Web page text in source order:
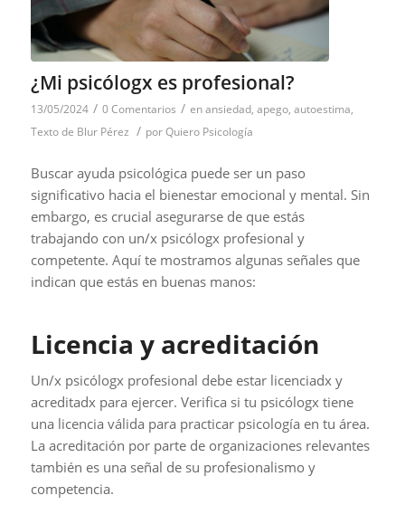
¿Mi psicólogx es profesional?
13/05/2024 / 0 Comentarios / enansiedad, apego, autoestima,
Texto de Blur Pérez / porQuiero Psicología
Buscar ayuda psicológica puede ser un paso
significativo hacia el bienestar emocional y mental. Sin
embargo, es crucial asegurarse de que estás
trabajando con un/x psicólogx profesional y
competente. Aquí te mostramos algunas señales que
indican que estás en buenas manos:
Licencia y acreditación
Un/x psicólogx profesional debe estar licenciadx y
acreditadx para ejercer. Verifica si tu psicólogx tiene
una licencia válida para practicar psicología en tu área.
La acreditación por parte de organizaciones relevantes
también es una señal de su profesionalismo y
competencia.